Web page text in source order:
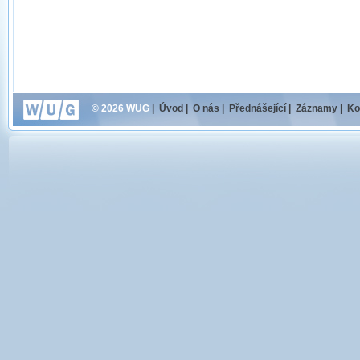
© 2026 WUG Úvod O nás Přednášející Záznamy